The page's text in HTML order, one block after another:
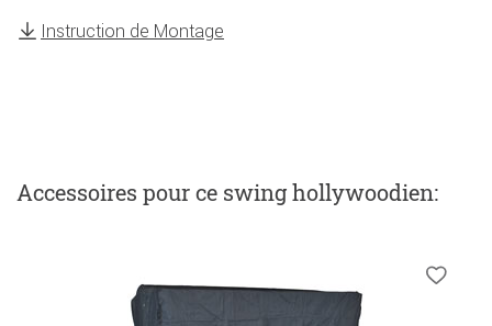
Instruction de Montage
Accessoires pour ce swing hollywoodien: